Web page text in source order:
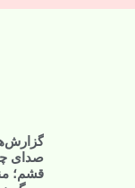
صدای
قشم؛